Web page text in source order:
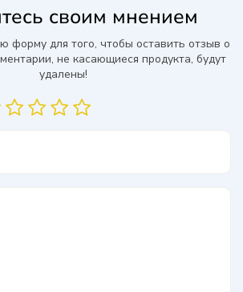
своим мнением
форму для того, чтобы оставить отзыв о
не касающиеся продукта, будут
удалены!